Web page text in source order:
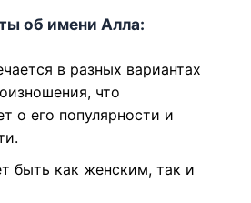
об имени Алла:
в разных вариантах
что
о его популярности и
быть как женским, так и